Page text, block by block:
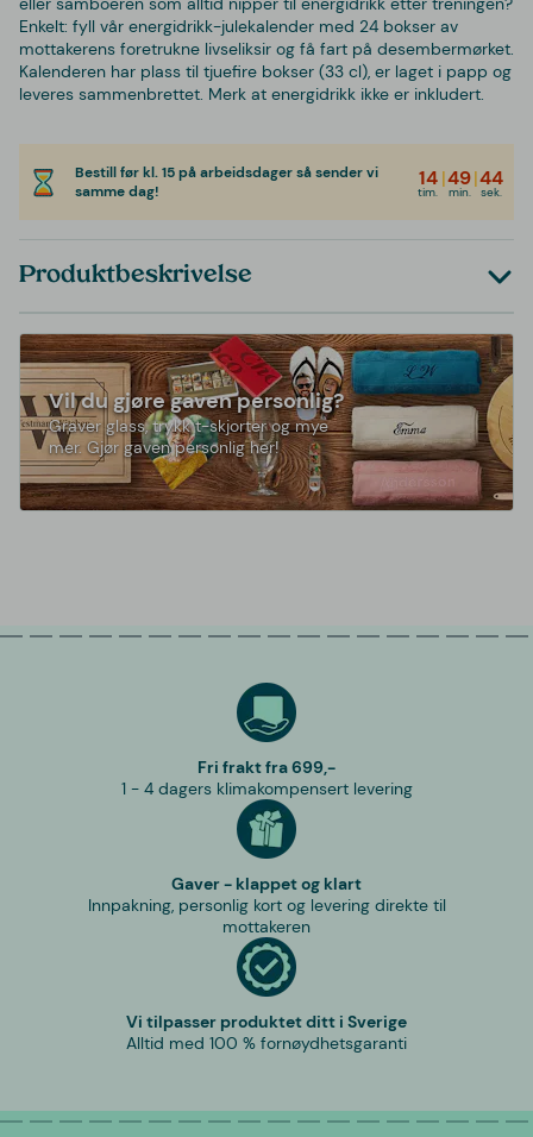
Enkelt: fyll vår energidrikk-julekalender med 24 bokser av
mottakerens foretrukne livseliksir og få fart på desembermørket.
Kalenderen har plass til tjuefire bokser (33 cl), er laget i papp og
leveres sammenbrettet. Merk at energidrikk ikke er inkludert.
Bestill før kl. 15 på arbeidsdager så sender vi
samme dag!
14
tim.
|49
min.
|44
sek.
Produktbeskrivelse
Vil du gjøre gaven personlig?
Graver glass, trykk t-skjorter og mye
mer. Gjør gaven personlig her!
Fri frakt fra 699,-
1 - 4 dagers klimakompensert levering
Gaver - klappet og klart
Innpakning, personlig kort og levering direkte til
mottakeren
Vi tilpasser produktet ditt i Sverige
Alltid med 100 % fornøydhetsgaranti